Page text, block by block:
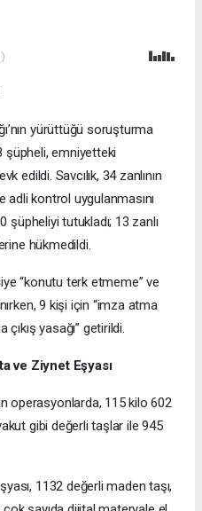
yürüttüğü soruşturma
şüpheli, emniyetteki
edildi. Savcılık, 34 zanlının
adli kontrol uygulanmasını
tutukladı; 13 zanlı
hükmedildi.
“konutu terk etmeme” ve
9 kişi için “imza atma
çıkış yasağı” getirildi.
ve Ziynet Eşyası
operasyonlarda, 115 kilo 602
gibi değerli taşlar ile 945
1132 değerli maden taşı,